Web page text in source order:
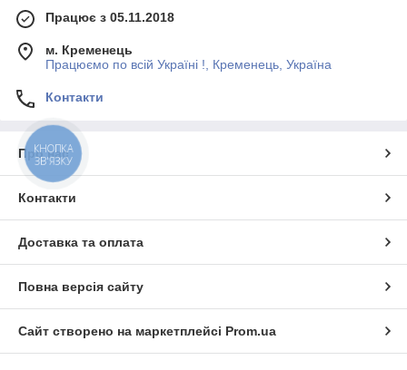
Працює з 05.11.2018
м. Кременець
Працюємо по всій Україні !, Кременець, Україна
Контакти
Про нас
Контакти
Доставка та оплата
Повна версія сайту
Сайт створено на маркетплейсі Prom.ua
КНОПКА
ЗВ'ЯЗКУ